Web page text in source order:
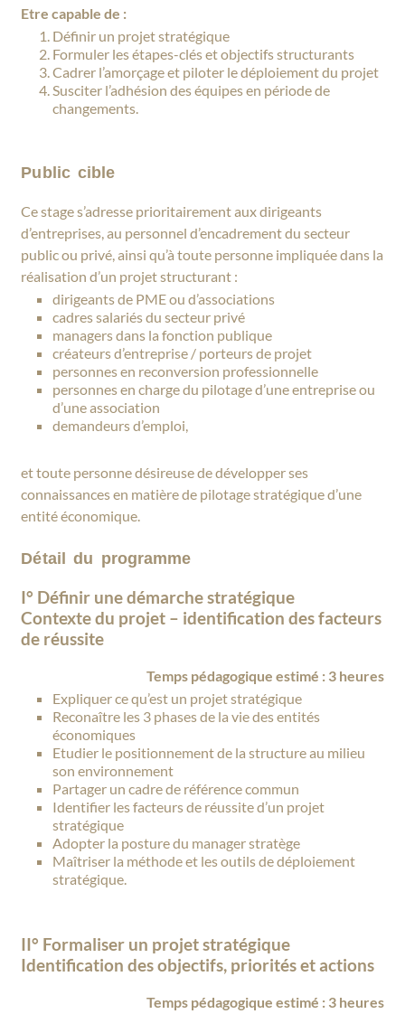
Etre capable de :
Définir un projet stratégique
Formuler les étapes-clés et objectifs structurants
Cadrer l’amorçage et piloter le déploiement du projet
Susciter l’adhésion des équipes en période de
changements.
Public cible
Ce stage s’adresse prioritairement aux dirigeants
d’entreprises, au personnel d’encadrement du secteur
public ou privé, ainsi qu’à toute personne impliquée dans la
réalisation d’un projet structurant :
dirigeants de PME ou d’associations
cadres salariés du secteur privé
managers dans la fonction publique
créateurs d’entreprise / porteurs de projet
personnes en reconversion professionnelle
personnes en charge du pilotage d’une entreprise ou
d’une association
demandeurs d’emploi,
et toute personne désireuse de développer ses
connaissances en matière de pilotage stratégique d’une
entité économique.
Détail du programme
I° Définir une démarche stratégique
Contexte du projet – identification des facteurs
de réussite
Temps pédagogique estimé : 3 heures
Expliquer ce qu’est un projet stratégique
Reconaître les 3 phases de la vie des entités
économiques
Etudier le positionnement de la structure au milieu
son environnement
Partager un cadre de référence commun
Identifier les facteurs de réussite d’un projet
stratégique
Adopter la posture du manager stratège
Maîtriser la méthode et les outils de déploiement
stratégique.
II° Formaliser un projet stratégique
Identification des objectifs, priorités et actions
Temps pédagogique estimé : 3 heures